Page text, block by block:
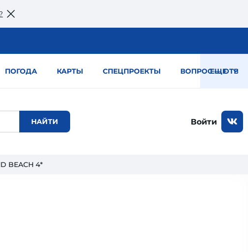
ПОГОДА КАРТЫ СПЕЦПРОЕКТЫ ВОПРОС — ОТВЕТ
ЕЩЕ
Войти
BEACH 4*